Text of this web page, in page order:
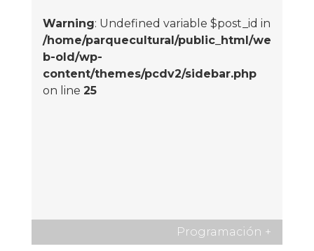
Warning: Undefined variable $post_id in
/home/parquecultural/public_html/we
b-old/wp-
content/themes/pcdv2/sidebar.php
on line 25
Programación +